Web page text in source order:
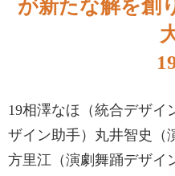
が新たな解を創
19相澤なほ（統合デザイ
ザイン助手）丸井智史（
方里江（演劇舞踊デザイ